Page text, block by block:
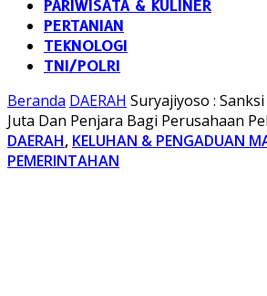
PARIWISATA & KULINER
PERTANIAN
TEKNOLOGI
TNI/POLRI
Beranda DAERAH Suryajiyoso :
Juta Dan Penjara Bagi Perusahaan
DAERAH, KELUHAN & PENGADUAN
PEMERINTAHAN